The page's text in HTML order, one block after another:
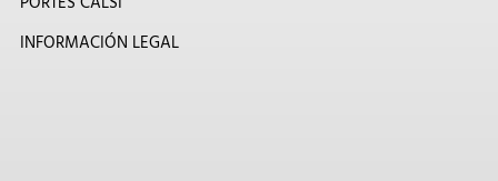
INFORMACIÓN LEGAL